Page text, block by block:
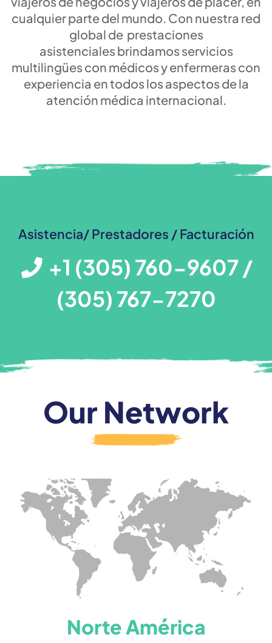
cualquier parte del mundo. Con nuestra red
global de prestaciones
asistenciales brindamos servicios
multilingües con médicos y enfermeras con
experiencia en todos los aspectos de la
atención médica internacional.
Asistencia/ Prestadores / Facturación
+1 (305) 760-9607 /
(305) 767-7270
Our Network
Norte América